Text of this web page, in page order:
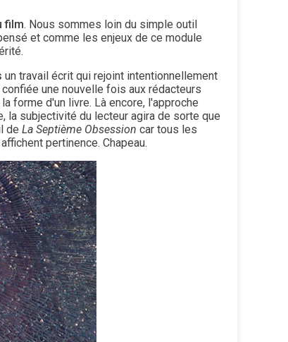
film. Nous sommes loin du simple outil
et comme les enjeux de ce module
un travail écrit qui rejoint intentionnellement
une nouvelle fois aux rédacteurs
forme d'un livre. Là encore, l'approche
la subjectivité du lecteur agira de sorte que
de La Septième Obsession car tous les
pertinence. Chapeau.